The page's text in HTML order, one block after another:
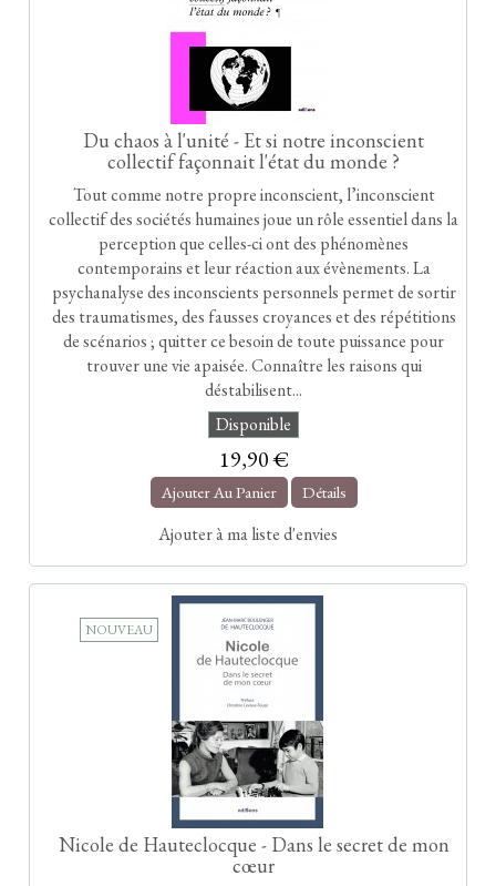
Du chaos à l'unité - Et si notre inconscient
collectif façonnait l'état du monde ?
Tout comme notre propre inconscient, l’inconscient
collectif des sociétés humaines joue un rôle essentiel dans la
perception que celles-ci ont des phénomènes
contemporains et leur réaction aux évènements. La
psychanalyse des inconscients personnels permet de sortir
des traumatismes, des fausses croyances et des répétitions
de scénarios ; quitter ce besoin de toute puissance pour
trouver une vie apaisée. Connaître les raisons qui
déstabilisent...
Disponible
19,90 €
Ajouter Au Panier Détails
Ajouter à ma liste d'envies
NOUVEAU
Nicole de Hauteclocque - Dans le secret de mon
cœur